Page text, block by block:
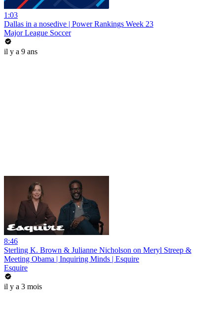
1:03
Dallas in a nosedive | Power Rankings Week 23
Major League Soccer
il y a 9 ans
8:46
Sterling K. Brown & Julianne Nicholson on Meryl Streep &
Meeting Obama | Inquiring Minds | Esquire
Esquire
il y a 3 mois